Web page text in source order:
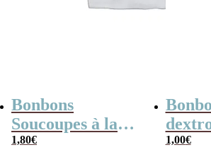
Bonbons
Soucoupes à la
poudre (x20)
1,80€ 1,00€